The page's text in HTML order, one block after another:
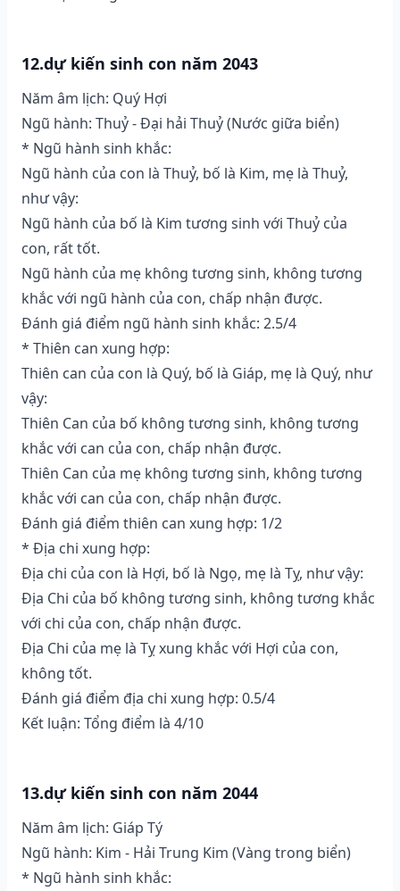
12.dự kiến sinh con năm 2043
Năm âm lịch: Quý Hợi
Ngũ hành: Thuỷ - Đại hải Thuỷ (Nước giữa biển)
* Ngũ hành sinh khắc:
Ngũ hành của con là Thuỷ, bố là Kim, mẹ là Thuỷ,
như vậy:
Ngũ hành của bố là Kim tương sinh với Thuỷ của
con, rất tốt.
Ngũ hành của mẹ không tương sinh, không tương
khắc với ngũ hành của con, chấp nhận được.
Đánh giá điểm ngũ hành sinh khắc: 2.5/4
* Thiên can xung hợp:
Thiên can của con là Quý, bố là Giáp, mẹ là Quý, như
vậy:
Thiên Can của bố không tương sinh, không tương
khắc với can của con, chấp nhận được.
Thiên Can của mẹ không tương sinh, không tương
khắc với can của con, chấp nhận được.
Đánh giá điểm thiên can xung hợp: 1/2
* Địa chi xung hợp:
Địa chi của con là Hợi, bố là Ngọ, mẹ là Tỵ, như vậy:
Địa Chi của bố không tương sinh, không tương khắc
với chi của con, chấp nhận được.
Địa Chi của mẹ là Tỵ xung khắc với Hợi của con,
không tốt.
Đánh giá điểm địa chi xung hợp: 0.5/4
Kết luận: Tổng điểm là 4/10
13.dự kiến sinh con năm 2044
Năm âm lịch: Giáp Tý
Ngũ hành: Kim - Hải Trung Kim (Vàng trong biển)
* Ngũ hành sinh khắc: